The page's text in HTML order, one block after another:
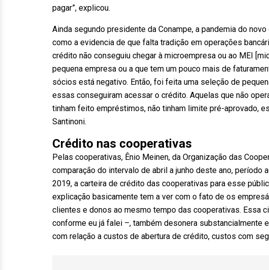
pagar”, explicou.
Ainda segundo presidente da Conampe, a pandemia do
como a evidencia de que falta tradição em operações
crédito não conseguiu chegar à microempresa ou ao MEI
pequena empresa ou a que tem um pouco mais de
sócios está negativo. Então, foi feita uma seleção de
essas conseguiram acessar o crédito. Aquelas que não
tinham feito empréstimos, não tinham limite pré-aprovado,
Santinoni.
Crédito nas cooperativas
Pelas cooperativas, Ênio Meinen, da Organização das
comparação do intervalo de abril a junho deste ano, período
2019, a carteira de crédito das cooperativas para esse
explicação basicamente tem a ver com o fato de os
clientes e donos ao mesmo tempo das cooperativas. Essa
conforme eu já falei –, também desonera
com relação a custos de abertura de crédito, custos com